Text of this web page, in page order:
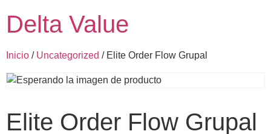
Delta Value
Inicio / Uncategorized / Elite Order Flow Grupal
Elite Order Flow Grupal